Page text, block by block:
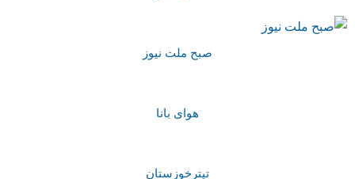
صبح ملت نیوز
هوای بانا
تیترخوزستان